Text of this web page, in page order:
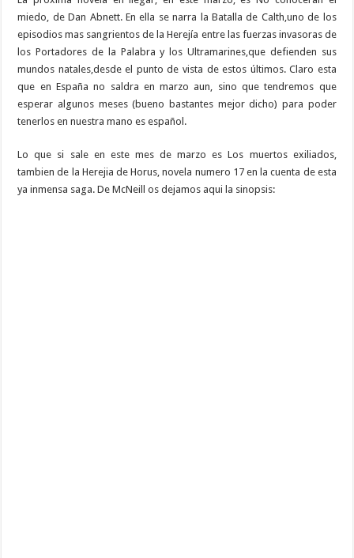
miedo, de Dan Abnett. En ella se narra la Batalla de Calth,uno de los
episodios mas sangrientos de la Herejía entre las fuerzas invasoras de
los Portadores de la Palabra y los Ultramarines,que defienden sus
mundos natales,desde el punto de vista de estos últimos. Claro esta
que en España no saldra en marzo aun, sino que tendremos que
esperar algunos meses (bueno bastantes mejor dicho) para poder
tenerlos en nuestra mano es español.
Lo que si sale en este mes de marzo es Los muertos exiliados,
tambien de la Herejia de Horus, novela numero 17 en la cuenta de esta
ya inmensa saga. De McNeill os dejamos aqui la sinopsis: